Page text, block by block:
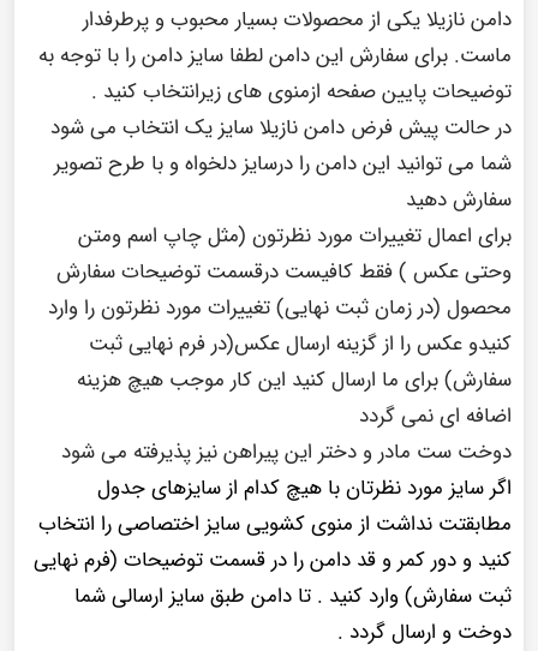
دامن نازیلا یکی از محصولات بسیار محبوب و پرطرفدار
ماست. برای سفارش این دامن لطفا سایز دامن را با توجه به
توضیحات پایین صفحه ازمنوی های زیرانتخاب کنید .
در حالت پیش فرض دامن نازیلا سایز یک انتخاب می شود
شما می توانید این دامن را درسایز دلخواه و با طرح تصویر
سفارش دهید
برای اعمال تغییرات مورد نظرتون (مثل چاپ اسم ومتن
وحتی عکس ) فقط کافیست درقسمت توضیحات سفارش
محصول (در زمان ثبت نهایی) تغییرات مورد نظرتون را وارد
کنیدو عکس را از گزینه ارسال عکس(در فرم نهایی ثبت
سفارش) برای ما ارسال کنید این کار موجب هیچ هزینه
اضافه ای نمی گردد
دوخت ست مادر و دختر این پیراهن نیز پذیرفته می شود
اگر سایز مورد نظرتان با هیچ کدام از سایزهای جدول
مطابقتت نداشت از منوی کشویی سایز اختصاصی را انتخاب
کنید و دور کمر و قد دامن را در قسمت توضیحات (فرم نهایی
ثبت سفارش) وارد کنید . تا دامن طبق سایز ارسالی شما
دوخت و ارسال گردد .